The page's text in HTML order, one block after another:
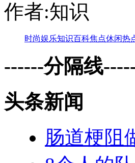
作者:知识
时尚娱乐知识百科焦点休闲热
------分隔线
头条新闻
肠道梗阻